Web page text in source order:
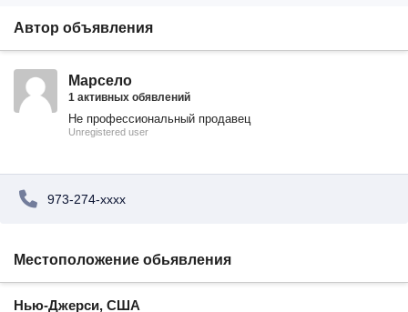
Автор объявления
Марсело
1 активных обявлений
Не профессиональный продавец
Unregistered user
973-274-xxxx
Местоположение обьявления
Нью-Джерси, США